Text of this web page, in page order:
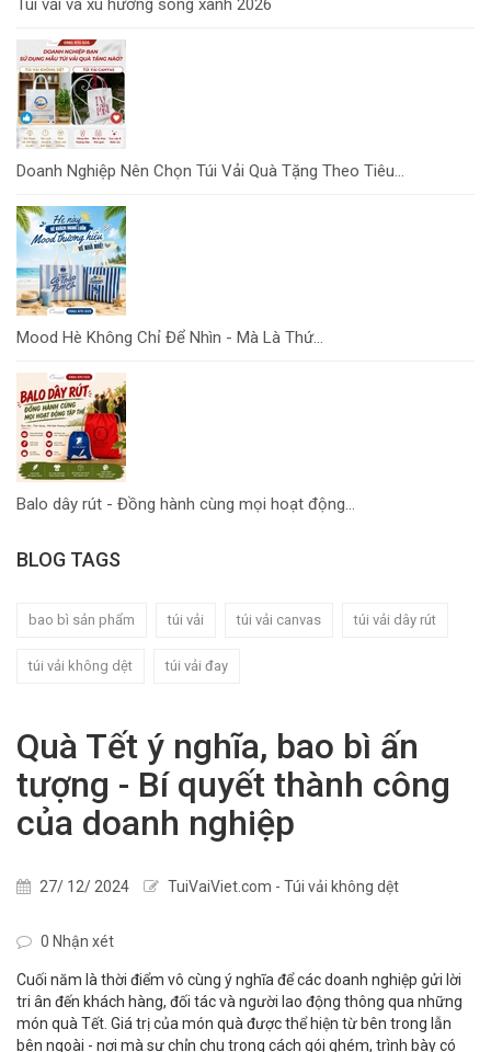
Túi vải và xu hướng sống xanh 2026
Doanh Nghiệp Nên Chọn Túi Vải Quà Tặng Theo Tiêu...
Mood Hè Không Chỉ Để Nhìn - Mà Là Thứ...
Balo dây rút - Đồng hành cùng mọi hoạt động...
BLOG TAGS
bao bì sản phẩm túi vải túi vải canvas túi vải dây rút
túi vải không dệt túi vải đay
Quà Tết ý nghĩa, bao bì ấn
tượng - Bí quyết thành công
của doanh nghiệp
27/ 12/ 2024 TuiVaiViet.com - Túi vải không dệt
0 Nhận xét
Cuối năm là thời điểm vô cùng ý nghĩa để các doanh nghiệp gửi lời
tri ân đến khách hàng, đối tác và người lao động thông qua những
món quà Tết. Giá trị của món quà được thể hiện từ bên trong lẫn
bên ngoài - nơi mà sự chỉn chu trong cách gói ghém, trình bày có